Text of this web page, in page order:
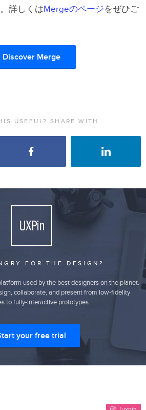
詳しくはMergeのページをぜひご
Discover Merge
USEFUL? SHARE WITH
FOR THE DESIGN?
used by the best designers on the planet.
collaborate, and present from low-fidelity
to fully-interactive prototypes.
your free trial